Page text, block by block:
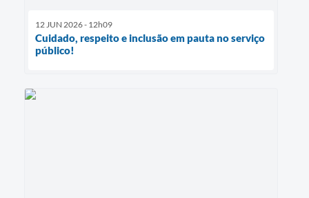
12 JUN 2026 - 12h09
Cuidado, respeito e inclusão em pauta no serviço
público!